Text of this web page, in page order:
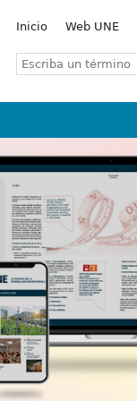
Inicio Web UNE